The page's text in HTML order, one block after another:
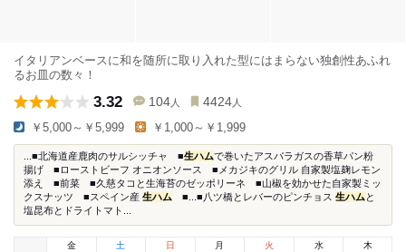
イタリアンベースに和を随所に取り入れた型にはまらない独創性あふれ
るお皿の数々！
3.32 104 人 4424 人
￥5,000～￥5,999 ￥1,000～￥1,999
...■北海道産鹿肉のサルシッチャ ■生ハムで巻いたアスパラガスの香草パン粉
揚げ ■ローストビーフ オニオンソース ■メカジキのグリル 自家製塩麹レモン
添え ■前菜 ■久慈タコと生海苔のゼッポリーネ ■山椒を効かせた自家製ミッ
クスナッツ ■スペイン産 生ハム ■...■八ツ橋とレバーのピンチョス 生ハム と
塩昆布とドライトマト...
金
土 日 月 火 水 木